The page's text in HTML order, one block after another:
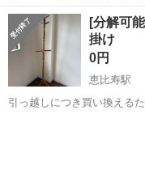
用感あります。利用しなくなった
渡しになります ※郵送では
となります ブラ...
東京 目黒区 池尻大
[分解可
掛け
0円
恵比寿駅
引っ越しにつき買い換える